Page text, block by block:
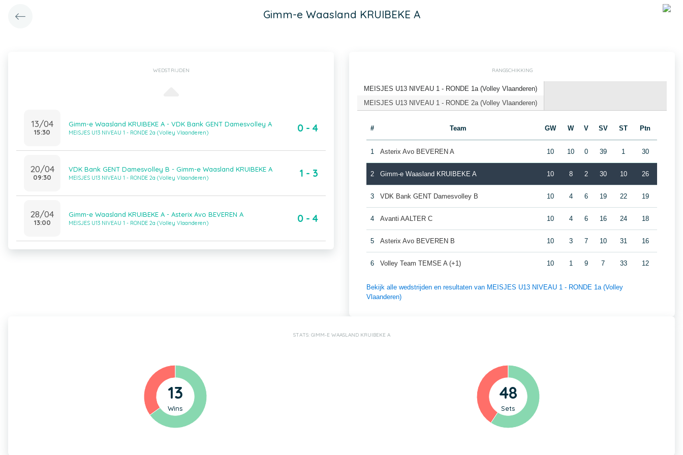
Gimm-e Waasland KRUIBEKE A
WEDSTRIJDEN
13/04
15:30
Gimm-e Waasland KRUIBEKE A - VDK Bank GENT Damesvolley A
MEISJES U13 NIVEAU 1 - RONDE 2a (Volley Vlaanderen) 0 - 4
20/04
09:30
VDK Bank GENT Damesvolley B - Gimm-e Waasland KRUIBEKE A
MEISJES U13 NIVEAU 1 - RONDE 2a (Volley Vlaanderen) 1 - 3
28/04
13:00
Gimm-e Waasland KRUIBEKE A - Asterix Avo BEVEREN A
MEISJES U13 NIVEAU 1 - RONDE 2a (Volley Vlaanderen) 0 - 4
RANGSCHIKKING
MEISJES U13 NIVEAU 1 - RONDE 1a (Volley Vlaanderen)
MEISJES U13 NIVEAU 1 - RONDE 2a (Volley Vlaanderen)
# Team GW W V SV ST Ptn
1 Asterix Avo BEVEREN A 10 10 0 39 1 30
2 Gimm-e Waasland KRUIBEKE A 10 8 2 30 10 26
3 VDK Bank GENT Damesvolley B 10 4 6 19 22 19
4 Avanti AALTER C 10 4 6 16 24 18
5 Asterix Avo BEVEREN B 10 3 7 10 31 16
6 Volley Team TEMSE A (+1) 10 1 9 7 33 12
Bekijk alle wedstrijden en resultaten van MEISJES U13 NIVEAU 1 - RONDE 1a (Volley
Vlaanderen)
STATS: GIMM-E WAASLAND KRUIBEKE A
13
Wins
48
Sets